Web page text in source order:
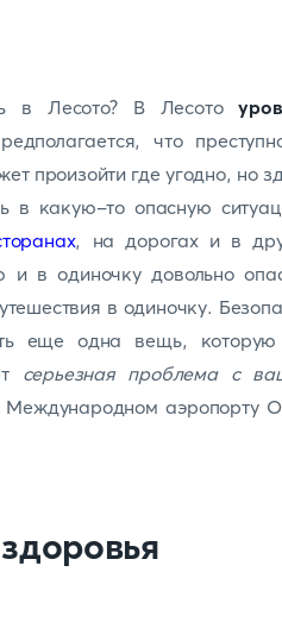
в Лесото? В Лесото
что
произойти где угодно, но
в какую-то опасную
, на дорогах и в
и в одиночку довольно
в одиночку.
еще одна вещь,
серьезная проблема с
аэропорту